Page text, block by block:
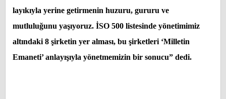
layıkıyla yerine getirmenin huzuru, gururu ve
mutluluğunu yaşıyoruz. İSO 500 listesinde yönetimimiz
altındaki 8 şirketin yer alması, bu şirketleri ‘Milletin
Emaneti’ anlayışıyla yönetmemizin bir sonucu” dedi.